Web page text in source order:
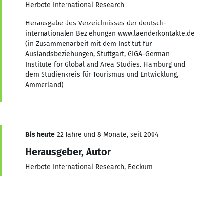
Herbote International Research
Herausgabe des Verzeichnisses der deutsch-
internationalen Beziehungen www.laenderkontakte.de
(in Zusammenarbeit mit dem Institut für
Auslandsbeziehungen, Stuttgart, GIGA-German
Institute for Global and Area Studies, Hamburg und
dem Studienkreis für Tourismus und Entwicklung,
Ammerland)
Bis heute 22 Jahre und 8 Monate, seit 2004
Herausgeber, Autor
Herbote International Research, Beckum